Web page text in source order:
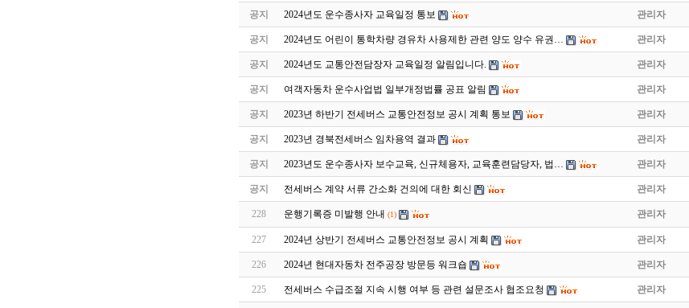
공지 2024년도 운수종사자 교육일정 통보 관리자
공지 2024년도 어린이 통학차량 경유차 사용제한 관련 양도 양수 유권… 관리자
공지 2024년도 교통안전담장자 교육일정 알림입니다. 관리자
공지 여객자동차 운수사업법 일부개정법률 공표 알림 관리자
공지 2023년 하반기 전세버스 교통안전정보 공시 계획 통보 관리자
공지 2023년 경북전세버스 임차용역 결과 관리자
공지 2023년도 운수종사자 보수교육, 신규체용자, 교육훈련담당자, 법… 관리자
공지 전세버스 계약 서류 간소화 건의에 대한 회신 관리자
228 운행기록증 미발행 안내 (1) 관리자
227 2024년 상반기 전세버스 교통안전정보 공시 계획 관리자
226 2024년 현대자동차 전주공장 방문등 워크숍 관리자
225 전세버스 수급조절 지속 시행 여부 등 관련 설문조사 협조요청 관리자